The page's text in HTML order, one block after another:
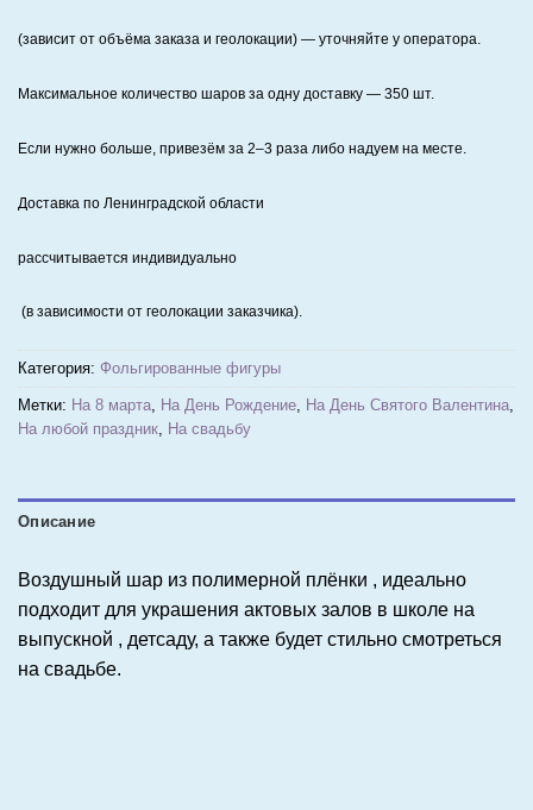
(зависит от объёма заказа и геолокации) — уточняйте у оператора.
Максимальное количество шаров за одну доставку — 350 шт.
Если нужно больше, привезём за 2–3 раза либо надуем на месте.
Доставка по Ленинградской области
рассчитывается индивидуально
(в зависимости от геолокации заказчика).
Категория: Фольгированные фигуры
Метки: На 8 марта, На День Рождение, На День Святого Валентина,
На любой праздник, На свадьбу
Описание
Воздушный шар из полимерной плёнки , идеально
подходит для украшения актовых залов в школе на
выпускной , детсаду, а также будет стильно смотреться
на свадьбе.